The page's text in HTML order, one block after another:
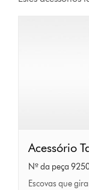
Acessório
Tangle-
free
Acessório
Nº da peça
Escovas que